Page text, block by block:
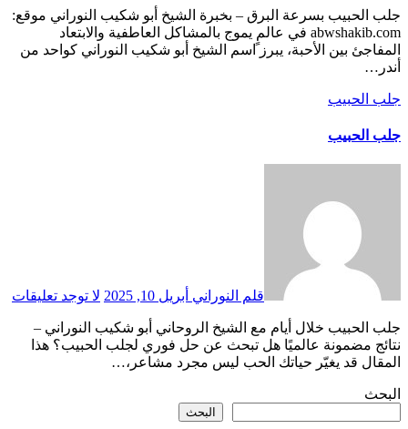
جلب الحبيب بسرعة البرق – بخبرة الشيخ أبو شكيب النوراني موقع:
abwshakib.com في عالمٍ يموج بالمشاكل العاطفية والابتعاد
المفاجئ بين الأحبة، يبرز اسم الشيخ أبو شكيب النوراني كواحد من
أندر…
جلب الحبيب
جلب الحبيب
قلم النوراني أبريل 10, 2025 لا توجد تعليقات
جلب الحبيب خلال أيام مع الشيخ الروحاني أبو شكيب النوراني –
نتائج مضمونة عالميًا هل تبحث عن حل فوري لجلب الحبيب؟ هذا
المقال قد يغيّر حياتك الحب ليس مجرد مشاعر،…
البحث
البحث